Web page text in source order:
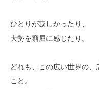
ひとりが寂しかったり、
大勢を窮屈に感じたり。
どれも、この広い世界の
こと。